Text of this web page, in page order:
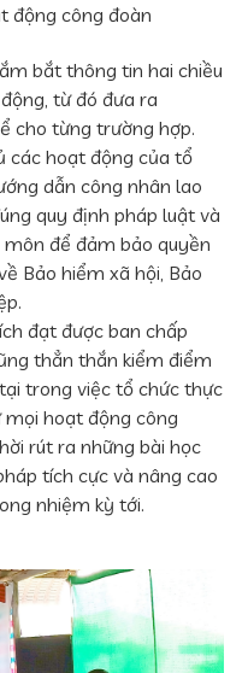
động công đoàn
bắt thông tin hai chiều
từ đó đưa ra
cho từng trường hợp.
các hoạt động của tổ
dẫn công nhân lao
quy định pháp luật và
để đảm bảo quyền
Bảo hiểm xã hội, Bảo
đạt được ban chấp
thẳn thắn kiểm điểm
trong việc tổ chức thực
hoạt động công
rút ra những bài học
tích cực và nâng cao
nhiệm kỳ tới.